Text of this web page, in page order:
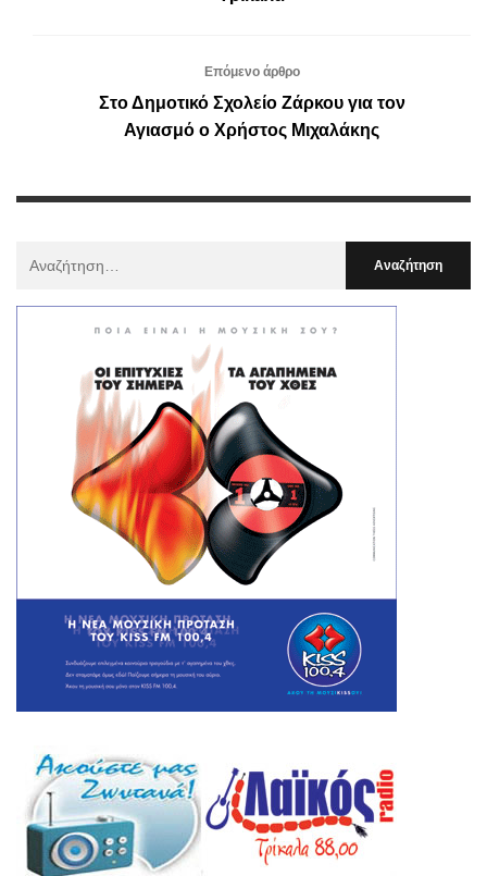
Επόμενο άρθρο
Στο Δημοτικό Σχολείο Ζάρκου για τον
Αγιασμό ο Χρήστος Μιχαλάκης
: